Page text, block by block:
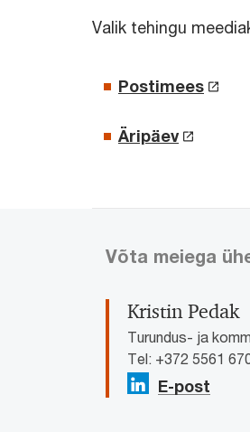
Valik tehingu
Postimees
Äripäev
Võta meiega
Kristin Pedak
Turundus- ja
Tel: +372 5561
E-post